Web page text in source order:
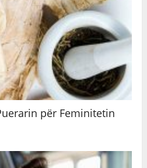
për Feminitetin